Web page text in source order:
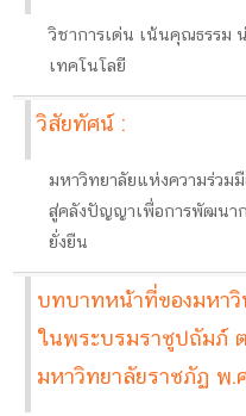
วิชาการเด่น เน้นคุณธรร
เทคโนโลยี
วิสัยทัศน์ :
มหาวิทยาลัยแห่งความร่วม
สู่คลังปัญญาเพื่อการพัฒนา
ยั่งยืน
บทบาทหน้าที่ของมหา
ในพระบรมราชูปถัมภ์
มหาวิทยาลัยราชภัฏ พ.